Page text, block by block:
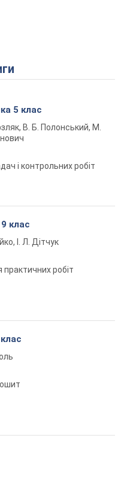
5 клас
В. Б. Полонський, М.
і контрольних робіт
клас
І. Л. Дітчук
робіт